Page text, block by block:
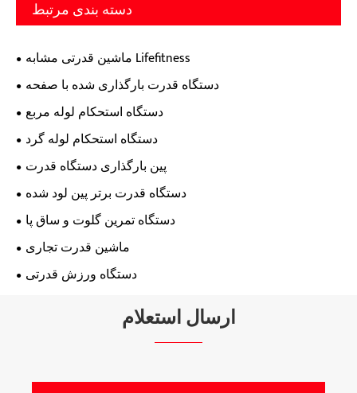
دسته بندی مرتبط
ماشین قدرتی مشابه Lifefitness
دستگاه قدرت بارگذاری شده با صفحه
دستگاه استحکام لوله مربع
دستگاه استحکام لوله گرد
پین بارگذاری دستگاه قدرت
دستگاه قدرت برتر پین لود شده
دستگاه تمرین گلوت و ساق پا
ماشین قدرت تجاری
دستگاه ورزش قدرتی
ارسال استعلام